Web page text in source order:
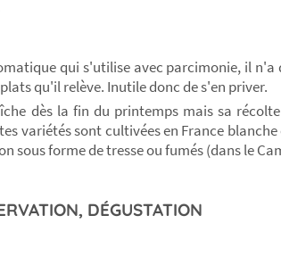
qui s'utilise avec parcimonie, il n'a
qu'il relève. Inutile donc de s'en priver.
dès la fin du printemps mais sa
variétés sont cultivées en France blanche
sous forme de tresse ou fumés (dans le
DÉGUSTATION